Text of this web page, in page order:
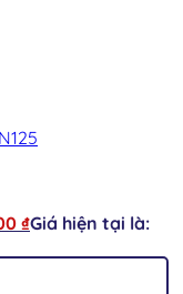
₫Giá hiện tại là: